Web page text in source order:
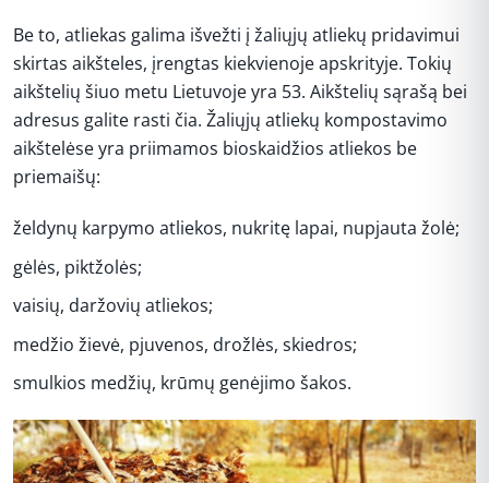
Be to, atliekas galima išvežti į žaliųjų atliekų pridavimui
skirtas aikšteles, įrengtas kiekvienoje apskrityje. Tokių
aikštelių šiuo metu Lietuvoje yra 53. Aikštelių sąrašą bei
adresus galite rasti čia. Žaliųjų atliekų kompostavimo
aikštelėse yra priimamos bioskaidžios atliekos be
priemaišų:
želdynų karpymo atliekos, nukritę lapai, nupjauta žolė;
gėlės, piktžolės;
vaisių, daržovių atliekos;
medžio žievė, pjuvenos, drožlės, skiedros;
smulkios medžių, krūmų genėjimo šakos.